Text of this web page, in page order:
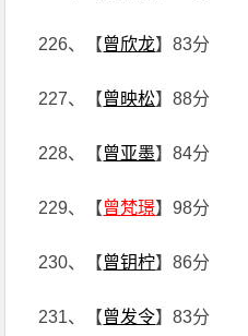
226、【曾欣龙】83分
227、【曾映松】88分
228、【曾亚墨】84分
229、【曾梵璟】98分
230、【曾钥柠】86分
231、【曾发令】83分